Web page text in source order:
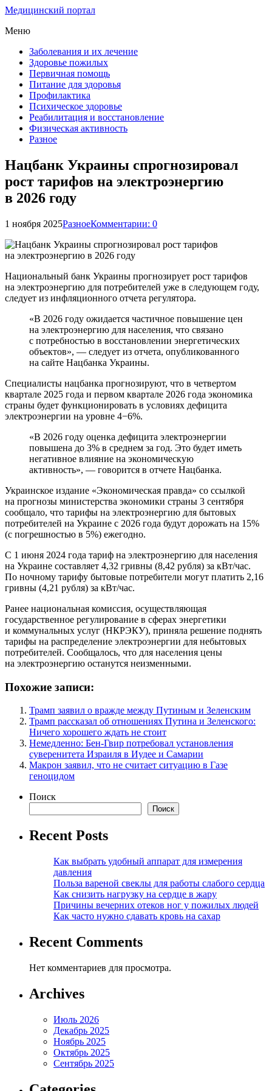
Медицинский портал
Меню
Заболевания и их лечение
Здоровье пожилых
Первичная помощь
Питание для здоровья
Профилактика
Психическое здоровье
Реабилитация и восстановление
Физическая активность
Разное
Нацбанк Украины спрогнозировал
рост тарифов на электроэнергию
в 2026 году
1 ноября 2025РазноеКомментарии: 0
Национальный банк Украины прогнозирует рост тарифов
на электроэнергию для потребителей уже в следующем году,
следует из инфляционного отчета регулятора.
«В 2026 году ожидается частичное повышение цен
на электроэнергию для населения, что связано
с потребностью в восстановлении энергетических
объектов», — следует из отчета, опубликованного
на сайте Нацбанка Украины.
Специалисты нацбанка прогнозируют, что в четвертом
квартале 2025 года и первом квартале 2026 года экономика
страны будет функционировать в условиях дефицита
электроэнергии на уровне 4−6%.
«В 2026 году оценка дефицита электроэнергии
повышена до 3% в среднем за год. Это будет иметь
негативное влияние на экономическую
активность», — говорится в отчете Нацбанка.
Украинское издание «Экономическая правда» со ссылкой
на прогнозы министерства экономики страны 3 сентября
сообщало, что тарифы на электроэнергию для бытовых
потребителей на Украине с 2026 года будут дорожать на 15%
(с погрешностью в 5%) ежегодно.
С 1 июня 2024 года тариф на электроэнергию для населения
на Украине составляет 4,32 гривны (8,42 рубля) за кВт/час.
По ночному тарифу бытовые потребители могут платить 2,16
гривны (4,21 рубля) за кВт/час.
Ранее национальная комиссия, осуществляющая
государственное регулирование в сферах энергетики
и коммунальных услуг (НКРЭКУ), приняла решение поднять
тарифы на распределение электроэнергии для небытовых
потребителей. Сообщалось, что для населения цены
на электроэнергию останутся неизменными.
Похожие записи:
Трамп заявил о вражде между Путиным и Зеленским
Трамп рассказал об отношениях Путина и Зеленского:
Ничего хорошего ждать не стоит
Немедленно: Бен-Гвир потребовал установления
суверенитета Израиля в Иудее и Самарии
Макрон заявил, что не считает ситуацию в Газе
геноцидом
Поиск
Поиск
Recent Posts
Как выбрать удобный аппарат для измерения
давления
Польза вареной свеклы для работы слабого сердца
Как снизить нагрузку на сердце в жару
Причины вечерних отеков ног у пожилых людей
Как часто нужно сдавать кровь на сахар
Recent Comments
Нет комментариев для просмотра.
Archives
Июль 2026
Декабрь 2025
Ноябрь 2025
Октябрь 2025
Сентябрь 2025